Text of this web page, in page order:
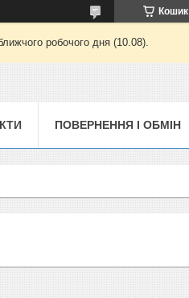
Кошик
робочого дня (10.08).
ПОВЕРНЕННЯ І ОБМІН